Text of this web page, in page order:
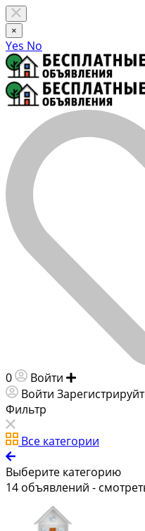
×
Yes No
0 Войти
Войти
Фильтр
Все категории
Выберите категорию
14 объявлений -